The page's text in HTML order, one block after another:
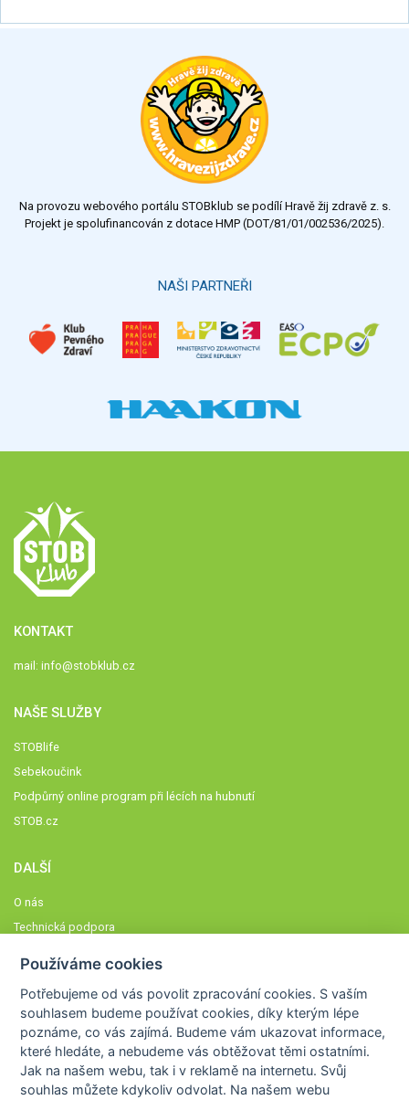
Na provozu webového portálu STOBklub se podílí Hravě žij zdravě z. s.
Projekt je spolufinancován z dotace HMP (DOT/81/01/002536/2025).
NAŠI PARTNEŘI
KONTAKT
mail: info@stobklub.cz
NAŠE SLUŽBY
STOBlife
Sebekoučink
Podpůrný online program při lécích na hubnutí
STOB.cz
DALŠÍ
O nás
Technická podpora
Členové STOBklubu
Zásady nakládání s osobními údaji
Otestujte se
Spočítejte si
Používáme cookies
Potřebujeme od vás povolit zpracování cookies. S vaším
souhlasem budeme používat cookies, díky kterým lépe
poznáme,co vás zajímá. Budeme vám ukazovat informace,
které hledáte, a nebudeme vás obtěžovat těmi ostatními.
Jak na našem webu, tak i v reklamě na internetu. Svůj
souhlas můžete kdykoliv odvolat. Na našem webu